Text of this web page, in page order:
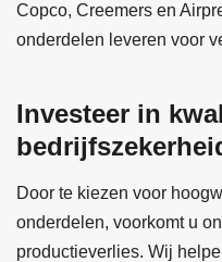
Copco, Creemers en
onderdelen leveren voor
Investeer in
Door te kiezen voor
onderdelen, voorkomt u
productieverlies. Wij